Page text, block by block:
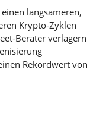
langsameren,
Krypto-Zyklen
Berater verlagern
Rekordwert von